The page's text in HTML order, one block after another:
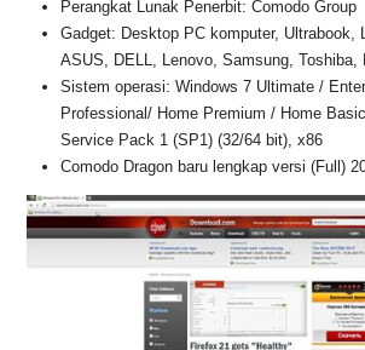
Perangkat Lunak Penerbit: Comodo Group
Gadget: Desktop PC komputer, Ultrabook,
ASUS, DELL, Lenovo, Samsung, Toshiba,
Sistem operasi: Windows 7 Ultimate /
Professional/ Home Premium / Home
Service Pack 1 (SP1) (32/64 bit), x86
Comodo Dragon baru lengkap versi (Full)